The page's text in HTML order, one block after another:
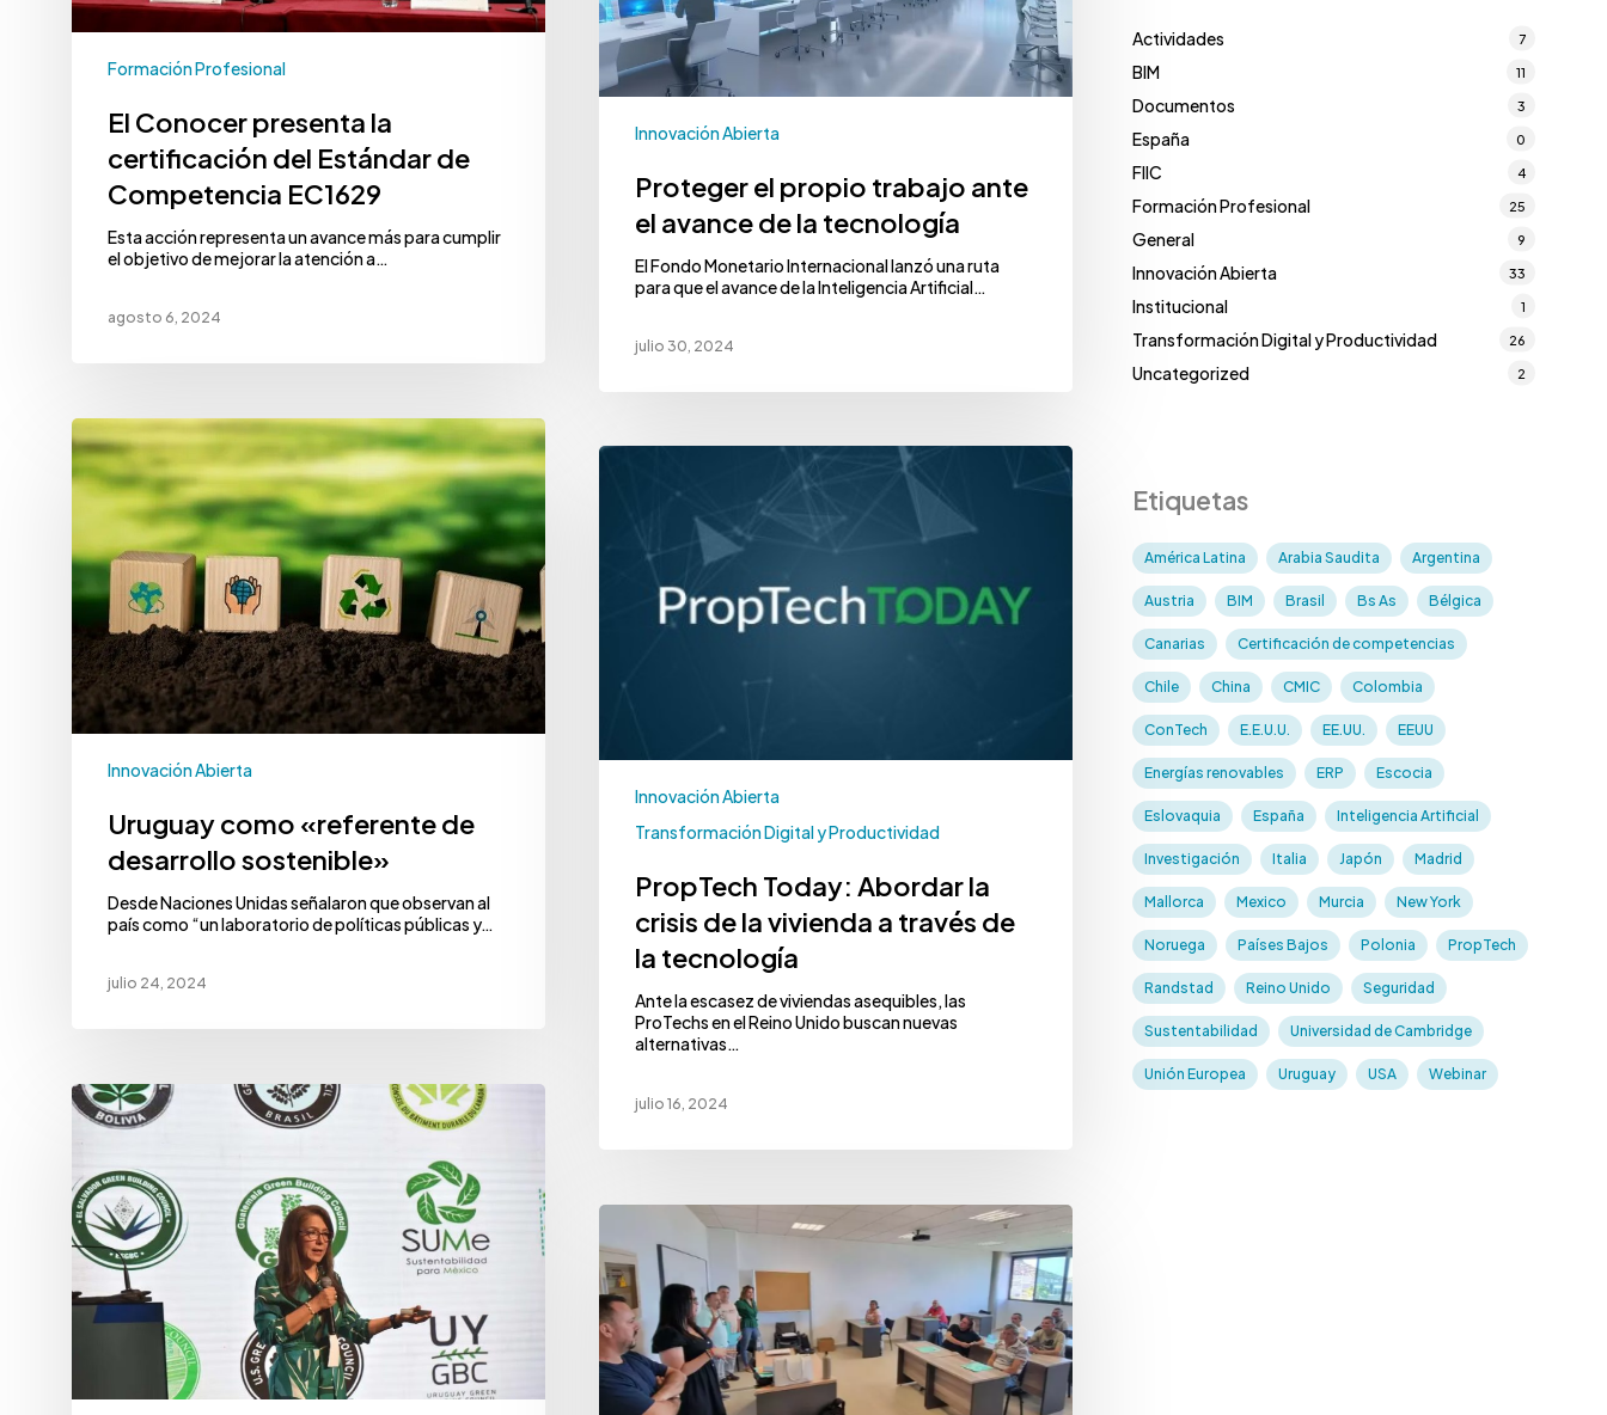
Formación Profesional
El Conocer presenta la
certificación del Estándar de
Competencia EC1629
Esta acción representa un avance más para cumplir
el objetivo de mejorar la atención a…
agosto 6, 2024
Innovación Abierta
Proteger el propio trabajo ante
el avance de la tecnología
El Fondo Monetario Internacional lanzó una ruta
para que el avance de la Inteligencia Artificial…
julio 30, 2024
Innovación Abierta
Uruguay como «referente de
desarrollo sostenible»
Desde Naciones Unidas señalaron que observan al
país como “un laboratorio de políticas públicas y…
julio 24, 2024
Innovación Abierta
Transformación Digital y Productividad
PropTech Today: Abordar la
crisis de la vivienda a través de
la tecnología
Ante la escasez de viviendas asequibles, las
ProTechs en el Reino Unido buscan nuevas
alternativas…
julio 16, 2024
Actividades 7
BIM 11
Documentos 3
España 0
FIIC 4
Formación Profesional 25
General 9
Innovación Abierta 33
Institucional 1
Transformación Digital y Productividad 26
Uncategorized 2
Etiquetas
América Latina Arabia Saudita Argentina
Austria BIM Brasil Bs As Bélgica
Canarias Certificación de competencias
Chile China CMIC Colombia
ConTech E.E.U.U. EE.UU. EEUU
Energías renovables ERP Escocia
Eslovaquia España Inteligencia Artificial
Investigación Italia Japón Madrid
Mallorca Mexico Murcia New York
Noruega Países Bajos Polonia PropTech
Randstad Reino Unido Seguridad
Sustentabilidad Universidad de Cambridge
Unión Europea Uruguay USA Webinar